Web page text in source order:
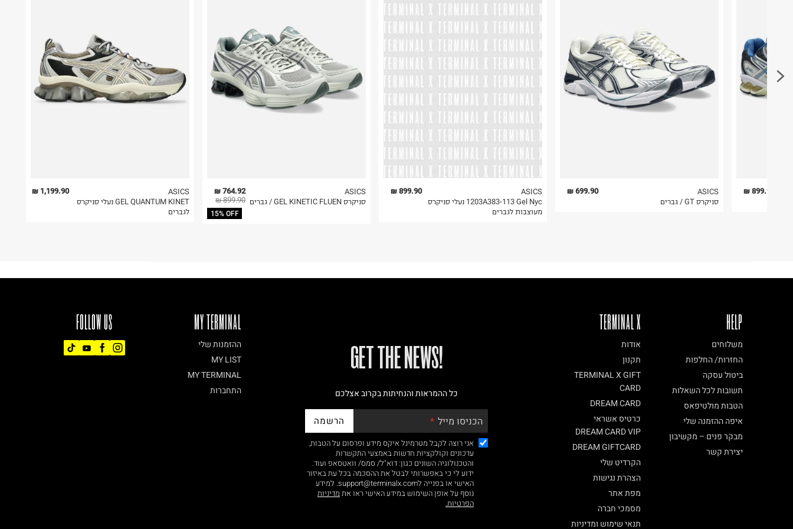
פריטים שבירים יש להחזיר עם שליח דרך ממשק ההחזרות באתר בלבד
בהתאם לתנאי השימוש.
חשוב לשים לב:
3. מוצרי טיפוח ניתן להחזיר סגורים באריזתם המקורית בלבד. לא ניתן
1,199.90 ₪
ASICS
GEL QUANTUM KINET נעלי סניקרס
לגברים
764.92 ₪
899.90 ₪
15% OFF
ASICS
סניקרס GEL KINETIC FLUEN / גברים
899.90 ₪
ASICS
1203A383-113 Gel Nyc נעלי סניקרס
מעוצבות לגברים
699.90 ₪
ASICS
סניקרס GT / גברים
899.90 ₪
FOLLOW US MY TERMINAL
ההזמנות שלי
MY LIST
MY TERMINAL
התחברות
!GET THE NEWS
כל ההמראות והנחיתות בקרוב אצלכם
הכניסו מייל הרשמה
אני רוצה לקבל מטרמינל איקס מידע ופרסום על הטבות,
עדכונים וקולקציות חדשות באמצעי התקשרות
והטכנולוגיה השונים כגון: דוא"ל/ סמס/ וואטסאפ ועוד.
ידוע לי כי באפשרותי לבטל את ההסכמה בכל עת באיזור
האישי או בפנייה לsupport@terminalx.com. למידע
נוסף על אופן השימוש במידע האישי ראו את מדיניות
הפרטיות.
TERMINAL X
אודות
תקנון
TERMINAL X GIFT
CARD
DREAM CARD
כרטיס אשראי
DREAM CARD VIP
DREAM GIFTCARD
הקרדיט שלי
הצהרת נגישות
מפת אתר
מסמכי חברה
תנאי שימוש ומדיניות
HELP
משלוחים
החזרות/ החלפות
ביטול עסקה
תשובות לכל השאלות
הטבות מולטיפאס
איפה ההזמנה שלי
מבקר פנים – מקשיבון
יצירת קשר